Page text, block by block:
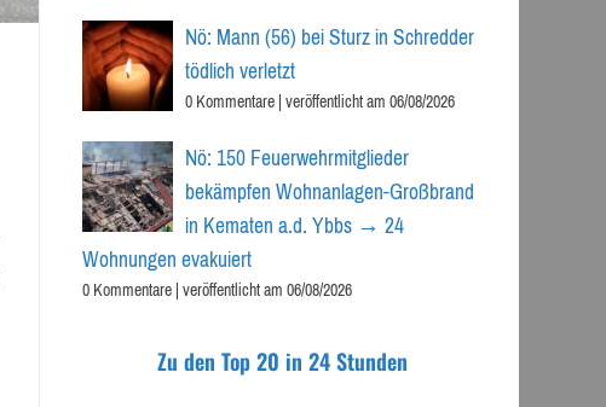
Nö: Mann (56) bei Sturz in Schredder
tödlich verletzt
0 Kommentare|veröffentlicht am 06/08/2026
Nö: 150 Feuerwehrmitglieder
bekämpfen Wohnanlagen-Großbrand
in Kematen a.d. Ybbs → 24
Wohnungen evakuiert
0 Kommentare|veröffentlicht am 06/08/2026
Zu den Top 20 in 24 Stunden